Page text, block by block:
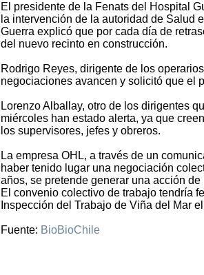
El presidente de la Fenats del Hospital
la intervención de la autoridad de Salud
Guerra explicó que por cada día de
del nuevo recinto en construcción.
Rodrigo Reyes, dirigente de los
negociaciones avancen y solicitó que el
Lorenzo Alballay, otro de los dirigentes
miércoles han estado alerta, ya que
los supervisores, jefes y obreros.
La empresa OHL, a través de un
haber tenido lugar una negociación
años, se pretende generar una acción
El convenio colectivo de trabajo tendría
Inspección del Trabajo de Viña del Mar
Fuente: BioBioChile